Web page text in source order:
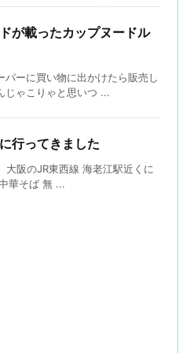
が載ったカップヌードル
パーに買い物に出かけたら販売し
じゃこりゃと思いつ ...
行ってきました
大阪のJR東西線 海老江駅近くに
華そば 無 ...